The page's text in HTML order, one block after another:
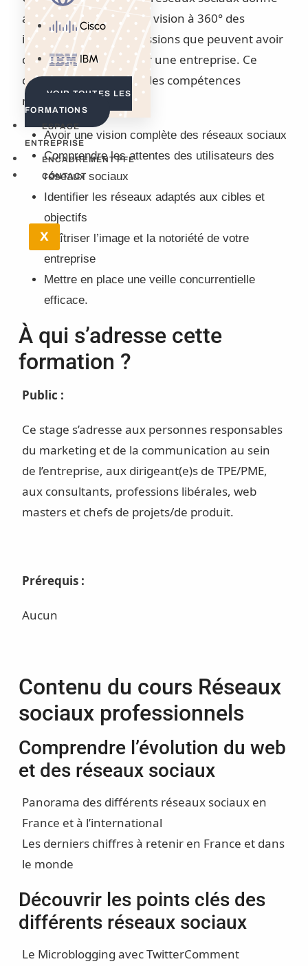
Cisco
IBM
VOIR TOUTES LES
FORMATIONS
ESPACE
ENTREPRISE
ENCADREMENT PFE
CONTACT
X
aux professionnels une vision à 360° des
impacts et des répercussions que peuvent avoir
ces réseaux sociaux sur une entreprise. Ce
cours vous enseignera les compétences
nécessaires pour :
Avoir une vision complète des réseaux sociaux
Comprendre les attentes des utilisateurs des
réseaux sociaux
Identifier les réseaux adaptés aux cibles et
objectifs
Maîtriser l’image et la notoriété de votre
entreprise
Mettre en place une veille concurrentielle
efficace.
À qui s’adresse cette
formation ?
Public :
Ce stage s’adresse aux personnes responsables
du marketing et de la communication au sein
de l’entreprise, aux dirigeant(e)s de TPE/PME,
aux consultants, professions libérales, web
masters et chefs de projets/de produit.
Prérequis :
Aucun
Contenu du cours Réseaux
sociaux professionnels
Comprendre l’évolution du web
et des réseaux sociaux
Panorama des différents réseaux sociaux en
France et à l’international
Les derniers chiffres à retenir en France et dans
le monde
Découvrir les points clés des
différents réseaux sociaux
Le Microblogging avec TwitterComment